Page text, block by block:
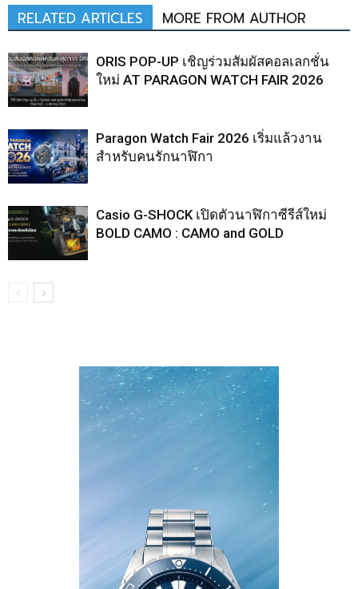
RELATED ARTICLES MORE FROM AUTHOR
ORIS POP-UP เชิญร่วมสัมผัสคอลเลกชั่น
ใหม่ AT PARAGON WATCH FAIR 2026
Paragon Watch Fair 2026 เริ่มแล้วงาน
สำหรับคนรักนาฬิกา
Casio G-SHOCK เปิดตัวนาฬิกาซีรีส์ใหม่
BOLD CAMO : CAMO and GOLD